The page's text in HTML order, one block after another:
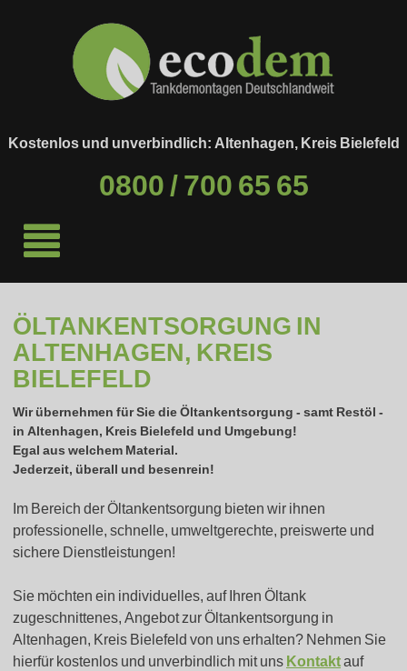
Kostenlos und unverbindlich: Altenhagen, Kreis Bielefeld
0800 / 700 65 65
ÖLTANKENTSORGUNG IN
ALTENHAGEN, KREIS
BIELEFELD
Wir übernehmen für Sie die Öltankentsorgung - samt Restöl -
in Altenhagen, Kreis Bielefeld und Umgebung!
Egal aus welchem Material.
Jederzeit, überall und besenrein!
Im Bereich der Öltankentsorgung bieten wir ihnen
professionelle, schnelle, umweltgerechte, preiswerte und
sichere Dienstleistungen!
Sie möchten ein individuelles, auf Ihren Öltank
zugeschnittenes, Angebot zur Öltankentsorgung in
Altenhagen, Kreis Bielefeld von uns erhalten? Nehmen Sie
hierfür kostenlos und unverbindlich mit uns Kontaktauf